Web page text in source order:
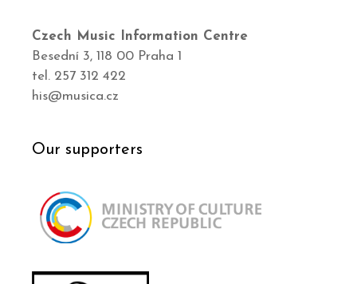
Czech Music Information Centre
Besední 3, 118 00 Praha 1
tel. 257 312 422
his@musica.cz
Our supporters